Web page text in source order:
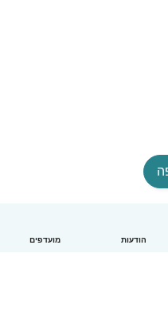
הודעות מועדפים